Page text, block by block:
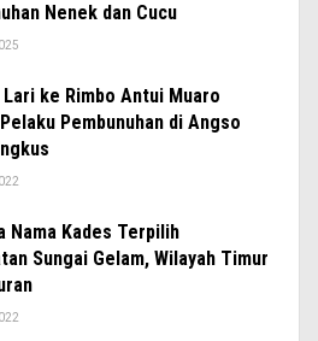
Nenek dan Cucu
ke Rimbo Antui Muaro
Pembunuhan di Angso
Nama Kades Terpilih
Sungai Gelam, Wilayah Timur